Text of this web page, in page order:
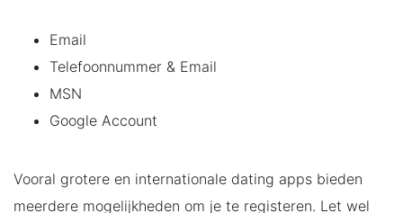
Email
Telefoonnummer & Email
MSN
Google Account
Vooral grotere en internationale dating apps bieden
meerdere mogelijkheden om je te registeren. Let wel